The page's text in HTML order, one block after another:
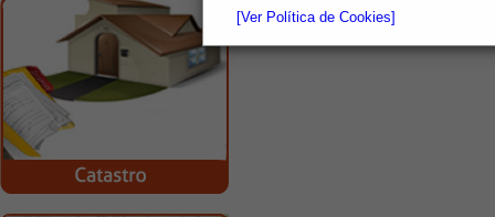
[Ver Política de Cookies]